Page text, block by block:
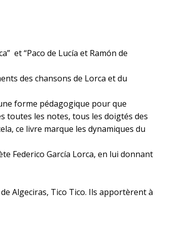
et “Paco de Lucía et Ramón de
des chansons de Lorca et du
forme pédagogique pour que
toutes les notes, tous les doigtés des
ce livre marque les dynamiques du
Federico García Lorca, en lui donnant
Algeciras, Tico Tico. Ils apportèrent à